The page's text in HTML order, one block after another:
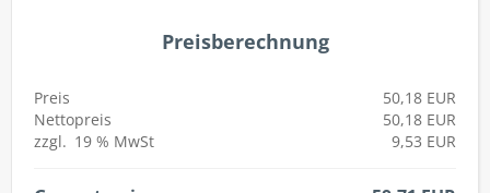
Preisberechnung
Preis
50,18 EUR
Nettopreis
50,18 EUR
zzgl. 19 % MwSt 9,53 EUR